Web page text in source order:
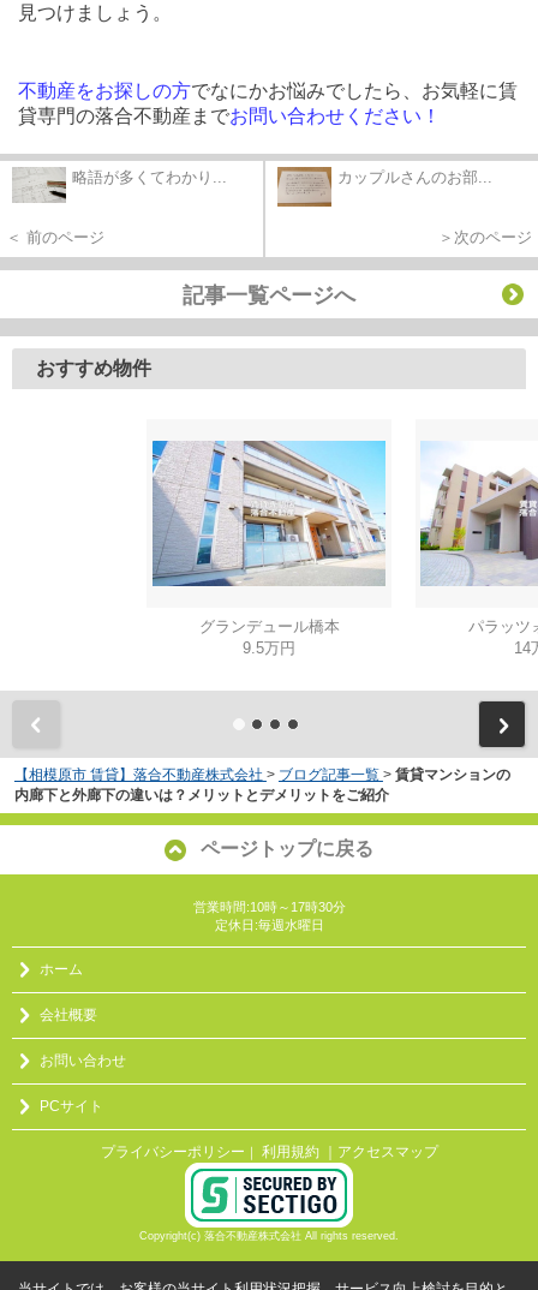
見つけましょう。
不動産をお探しの方でなにかお悩みでしたら、お気軽に賃
貸専門の落合不動産までお問い合わせください！
略語が多くてわかり...
＜ 前のページ
カップルさんのお部...
＞次のページ
記事一覧ページへ
おすすめ物件
グランデュール橋本
9.5万円
パラッツ
14
【相模原市 賃貸】落合不動産株式会社 > ブログ記事一覧 > 賃貸マンションの
内廊下と外廊下の違いは？メリットとデメリットをご紹介
ページトップに戻る
営業時間:10時～17時30分
定休日:毎週水曜日
ホーム
会社概要
お問い合わせ
PCサイト
プライバシーポリシー ｜ 利用規約 ｜アクセスマップ
Copyright(c) 落合不動産株式会社 All rights reserved.